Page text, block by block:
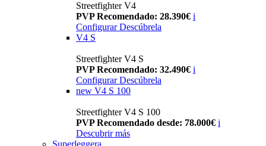
Streetfighter V4
PVP Recomendado: 28.390€ i
Configurar Descúbrela
V4 S
Streetfighter V4 S
PVP Recomendado: 32.490€ i
Configurar Descúbrela
new V4 S 100
Streetfighter V4 S 100
PVP Recomendado desde: 78.000€ i
Descubrir más
Superleggera